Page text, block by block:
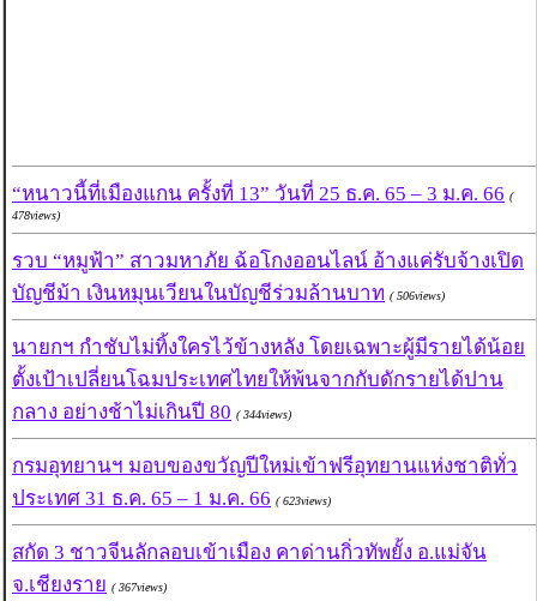
“หนาวนี้ที่เมืองแกน ครั้งที่ 13” วันที่ 25 ธ.ค. 65 – 3 ม.ค. 66 (
478views)
รวบ “หมูฟ้า” สาวมหาภัย ฉ้อโกงออนไลน์ อ้างแค่รับจ้างเปิด
บัญชีม้า เงินหมุนเวียนในบัญชีร่วมล้านบาท ( 506views)
นายกฯ กำชับไม่ทิ้งใครไว้ข้างหลัง โดยเฉพาะผู้มีรายได้น้อย
ตั้งเป้าเปลี่ยนโฉมประเทศไทยให้พ้นจากกับดักรายได้ปาน
กลาง อย่างช้าไม่เกินปี 80 ( 344views)
กรมอุทยานฯ มอบของขวัญปีใหม่เข้าฟรีอุทยานแห่งชาติทั่ว
ประเทศ 31 ธ.ค. 65 – 1 ม.ค. 66 ( 623views)
สกัด 3 ชาวจีนลักลอบเข้าเมือง คาด่านกิ่วทัพยั้ง อ.แม่จัน
จ.เชียงราย ( 367views)